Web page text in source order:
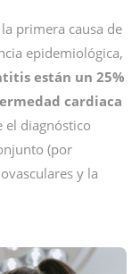
primera causa de
epidemiológica,
están un 25%
cardiaca
el diagnóstico
(por
y la